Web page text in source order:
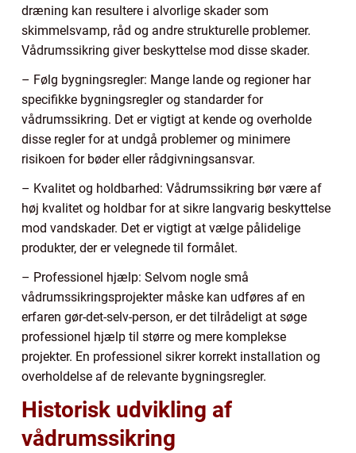
dræning kan resultere i alvorlige skader som
skimmelsvamp, råd og andre strukturelle problemer.
Vådrumssikring giver beskyttelse mod disse skader.
– Følg bygningsregler: Mange lande og regioner har
specifikke bygningsregler og standarder for
vådrumssikring. Det er vigtigt at kende og overholde
disse regler for at undgå problemer og minimere
risikoen for bøder eller rådgivningsansvar.
– Kvalitet og holdbarhed: Vådrumssikring bør være af
høj kvalitet og holdbar for at sikre langvarig beskyttelse
mod vandskader. Det er vigtigt at vælge pålidelige
produkter, der er velegnede til formålet.
– Professionel hjælp: Selvom nogle små
vådrumssikringsprojekter måske kan udføres af en
erfaren gør-det-selv-person, er det tilrådeligt at søge
professionel hjælp til større og mere komplekse
projekter. En professionel sikrer korrekt installation og
overholdelse af de relevante bygningsregler.
Historisk udvikling af
vådrumssikring